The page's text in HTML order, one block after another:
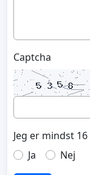
Captcha
Jeg er mindst
Ja
Nej